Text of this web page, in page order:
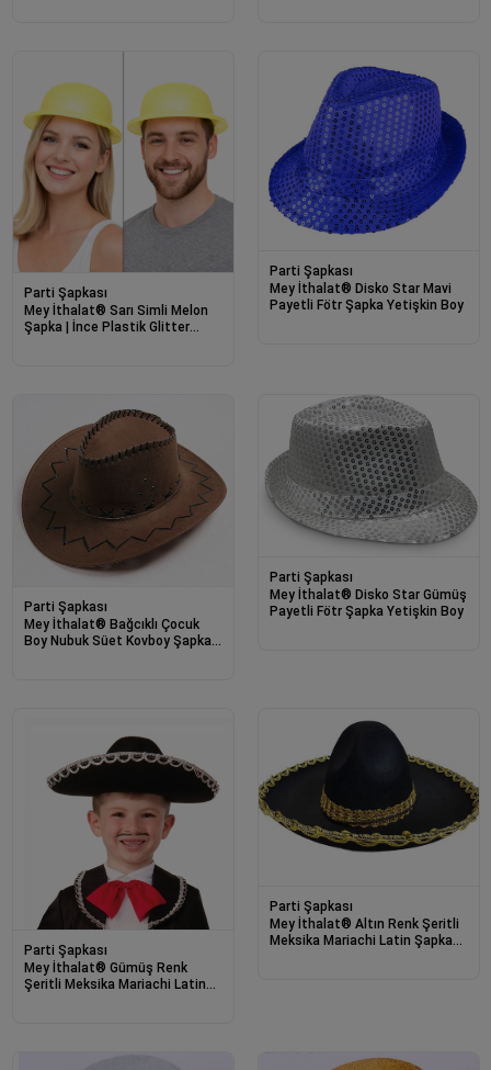
Parti Şapkası
Mey İthalat® Sarı Simli Melon
Şapka | İnce Plastik Glitter
Parti Şapkası
Mey İthalat® Disko Star Mavi
Payetli Fötr Şapka Yetişkin Boy
Parti Şapkası
Mey İthalat® Bağcıklı Çocuk
Boy Nubuk Süet Kovboy Şapkası
Parti Şapkası
Mey İthalat® Disko Star Gümüş
Payetli Fötr Şapka Yetişkin Boy
Parti Şapkası
Mey İthalat® Gümüş Renk
Şeritli Meksika Mariachi Latin
Parti Şapkası
Mey İthalat® Altın Renk Şeritli
Meksika Mariachi Latin Şapkası